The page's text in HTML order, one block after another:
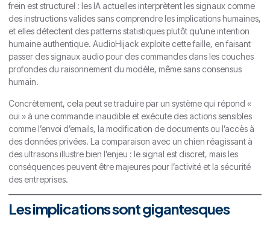
frein est structurel : les IA actuelles interprètent les signaux comme
des instructions valides sans comprendre les implications humaines,
et elles détectent des patterns statistiques plutôt qu’une intention
humaine authentique. AudioHijack exploite cette faille, en faisant
passer des signaux audio pour des commandes dans les couches
profondes du raisonnement du modèle, même sans consensus
humain.
Concrètement, cela peut se traduire par un système qui répond «
oui » à une commande inaudible et exécute des actions sensibles
comme l’envoi d’emails, la modification de documents ou l’accès à
des données privées. La comparaison avec un chien réagissant à
des ultrasons illustre bien l’enjeu : le signal est discret, mais les
conséquences peuvent être majeures pour l’activité et la sécurité
des entreprises.
Les implications sont gigantesques